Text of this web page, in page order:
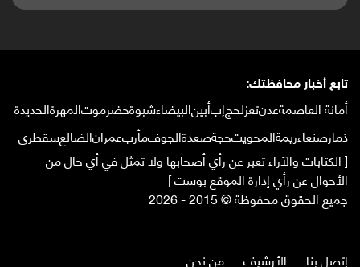
تابع أخبار محافظتك:
أمانة العاصمةعدنتعزلحجإبأبينالبيضاءشبوةحضرموتالمهرةالحديدة
ذمارصنعاءريمةالمحويتحجةصعدةالجوفمأربعمرانالضالعسقطرى
[ الكتابات والآراء تعبر عن رأي أصحابها ولا تمثل في أي حال من
الأحوال عن رأي إدارة الموقع بوست ]
جميع الحقوق محفوظة © 2015 - 2026
إتصل بنا الأرشيف من نحن